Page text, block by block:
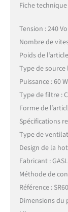
Fiche technique
Tension : 240
Nombre de
Poids de
Type de source
Puissance : 60
Type de filtre :
Forme de
Spécifications
Type de
Design de la
Fabricant :
Méthode de
Référence :
Dimensions du